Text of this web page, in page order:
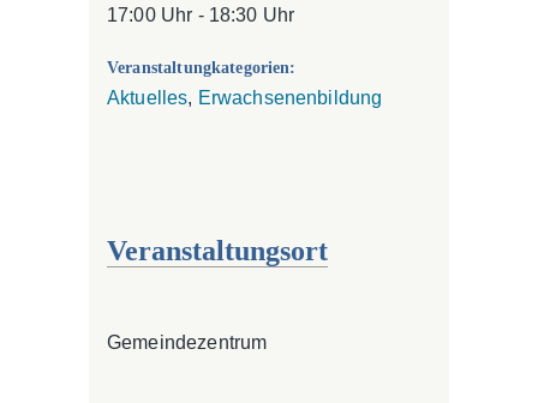
17:00 Uhr - 18:30 Uhr
Veranstaltungkategorien:
Aktuelles, Erwachsenenbildung
Veranstaltungsort
Gemeindezentrum